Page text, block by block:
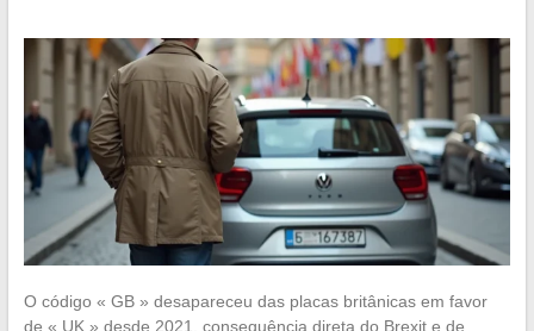
O código « GB » desapareceu das placas britânicas em favor
de « UK » desde 2021, consequência direta do Brexit e de